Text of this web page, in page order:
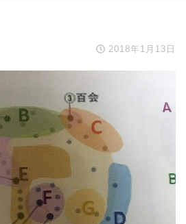
2018年1月13日